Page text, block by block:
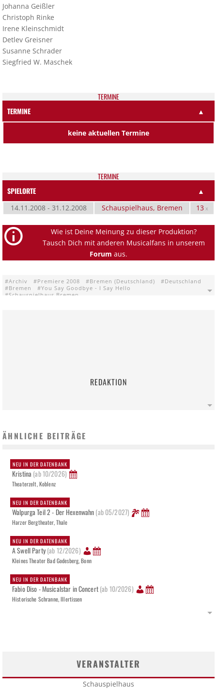
Johanna Geißler
Christoph Rinke
Irene Kleinschmidt
Detlev Greisner
Susanne Schrader
Siegfried W. Maschek
TER­MI­NE
TERMINE
▲
keine aktuellen Termine
TER­MI­NE
SPIELORTE
▲
14.11.2008 - 31.12.2008 Schauspielhaus, Bremen 13 x
Wie ist Deine Meinung zu dieser Produktion?
Tausch Dich mit anderen Musicalfans in unserem
Forum aus.
Archiv Premiere 2008 Bremen (Deutschland)
Deutschland
Bremen
You Say Goodbye - I Say Hello
Schauspielhaus Bremen
REDAKTION
ÄHNLICHE BEITRÄGE
NEU IN DER DATENBANK
Kristina (ab 10/2026)
Theaterzelt, Koblenz
NEU IN DER DATENBANK
Walpurga Teil 2 - Der Hexenwahn(ab 05/2027)
Harzer Bergtheater, Thale
NEU IN DER DATENBANK
A Swell Party(ab 12/2026)
Kleines Theater Bad Godesberg, Bonn
NEU IN DER DATENBANK
Fabio Diso - Musicalstar in Concert(ab 10/2026)
Historische Schranne, Illertissen
VERANSTALTER
Schauspielhaus